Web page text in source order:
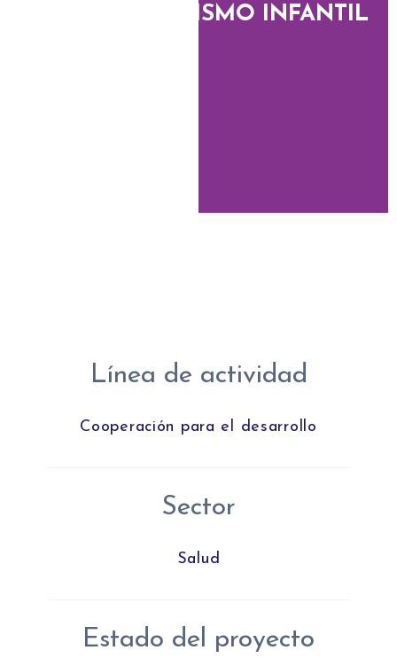
Y DEL RAQUITISMO INFANTIL
Línea de actividad
Cooperación para el desarrollo
Sector
Salud
Estado del proyecto